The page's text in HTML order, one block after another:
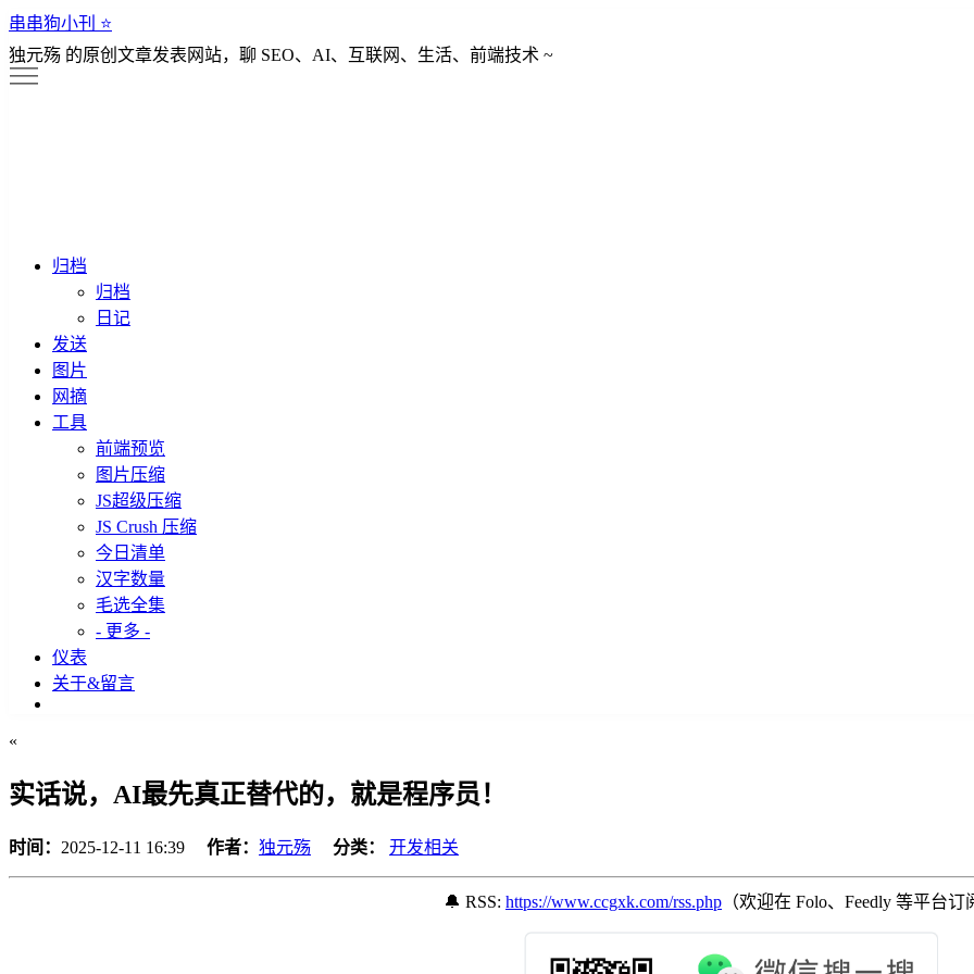
串串狗小刊 ⭐️
独元殇 的原创文章发表网站，聊 SEO、AI、互联网、生活、前端技术 ~
归档
归档
日记
发送
图片
网摘
工具
前端预览
图片压缩
JS超级压缩
JS Crush 压缩
今日清单
汉字数量
毛选全集
- 更多 -
仪表
关于&留言
«
实话说，AI最先真正替代的，就是程序员！
时间： 2025-12-11 16:39 作者： 独元殇 分类： 开发相关
🔔 RSS: https://www.ccgxk.com/rss.php （欢迎在 Folo、Feedly 等平台